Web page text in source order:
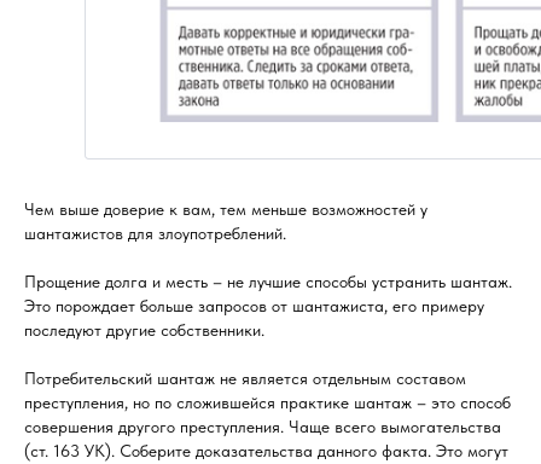
Чем выше доверие к вам, тем меньше возможностей у
шантажистов для злоупотреблений.
Прощение долга и месть – не лучшие способы устранить шантаж.
Это порождает больше запросов от шантажиста, его примеру
последуют другие собственники.
Потребительский шантаж не является отдельным составом
преступления, но по сложившейся практике шантаж – это способ
совершения другого преступления. Чаще всего вымогательства
(ст. 163 УК). Соберите доказательства данного факта. Это могут